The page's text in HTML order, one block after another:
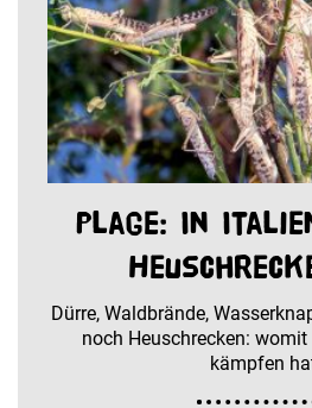
Plage: In
Dürre, Waldbrände,
noch Heuschrecken:
kämpfen